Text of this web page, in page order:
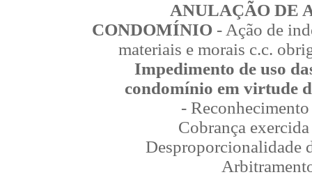
ANULAÇÃO DE
CONDOMÍNIO - Ação de
materiais e morais c.c.
Impedimento de uso
condomínio em virtude
-
Cobrança
Desproporcionalidade